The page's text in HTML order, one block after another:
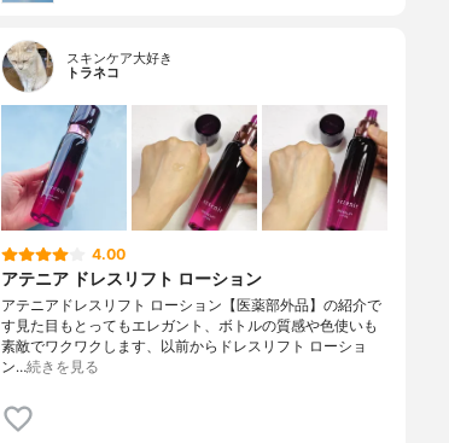
スキンケア大好き
トラネコ
4.00
アテニア ドレスリフト ローション
アテニアドレスリフト ローション【医薬部外品】の紹介で
す見た目もとってもエレガント、ボトルの質感や色使いも
素敵でワクワクします、以前からドレスリフト ローショ
ン…続きを見る